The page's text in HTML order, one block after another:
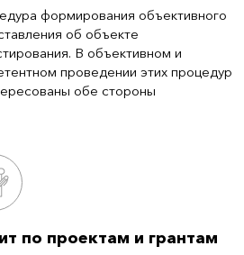
формирования объективного
об объекте
В объективном и
проведении этих процедур
обе стороны
по проектам и грантам